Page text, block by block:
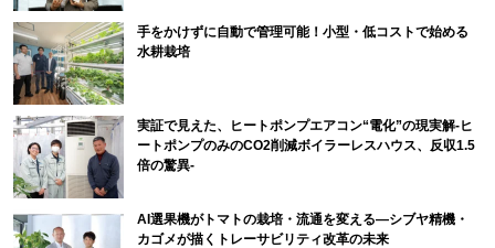
手をかけずに自動で管理可能！小型・低コストで始める
水耕栽培
実証で見えた、ヒートポンプエアコン“電化”の現実解-ヒ
ートポンプのみのCO2削減ボイラーレスハウス、反収1.5
倍の驚異-
AI選果機がトマトの栽培・流通を変える―シブヤ精機・
カゴメが描くトレーサビリティ改革の未来